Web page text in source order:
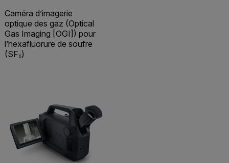
Caméra d’imagerie
optique des gaz (Optical
Gas Imaging [OGI]) pour
l’hexafluorure de soufre
(SF₆)